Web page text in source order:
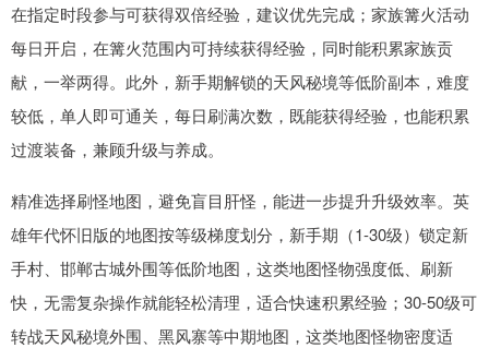
在指定时段参与可获得双倍经验，建议优先完成；家族篝火活动
每日开启，在篝火范围内可持续获得经验，同时能积累家族贡
献，一举两得。此外，新手期解锁的天风秘境等低阶副本，难度
较低，单人即可通关，每日刷满次数，既能获得经验，也能积累
过渡装备，兼顾升级与养成。
精准选择刷怪地图，避免盲目肝怪，能进一步提升升级效率。英
雄年代怀旧版的地图按等级梯度划分，新手期（1-30级）锁定新
手村、邯郸古城外围等低阶地图，这类地图怪物强度低、刷新
快，无需复杂操作就能轻松清理，适合快速积累经验；30-50级可
转战天风秘境外围、黑风寨等中期地图，这类地图怪物密度适